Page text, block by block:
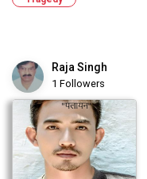
Raja Singh
1 Followers